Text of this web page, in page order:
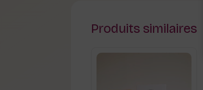
Produits similaires